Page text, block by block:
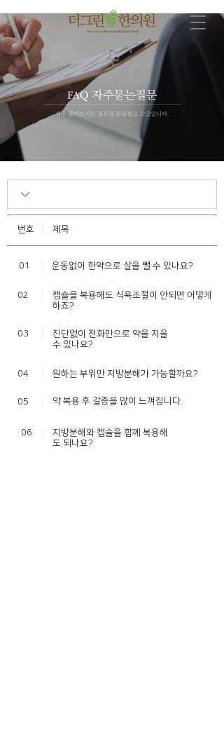
번호 제목
01 ​운동없이 한약으로 살을 뺄 수 있나요?
02
​캡슐을 복용해도 식욕조절이 안되면 어떻게
하죠?
03
진단없이 전화만으로 약을 지을
수 있나요?
04 원하는 부위만 지방분해가 가능할까요?
05 약 복용 후 갈증을 많이 느껴집니다.
06
지방분해와 캡슐을 함께 복용해
도 되나요?